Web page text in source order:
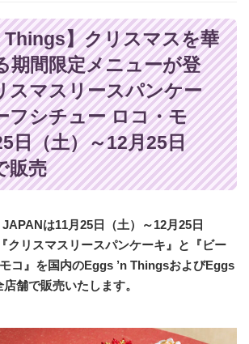
Things】クリスマスを華
期間限定メニューが登
スマスリースパンケー
フシチュー ロコ・モ
日（土）～12月25日
販売
は11月25日（土）～12月25日
クリスマスリースパンケーキ』と『ビー
コ』を国内のEggs ’n ThingsおよびEggs
舗で販売いたします。